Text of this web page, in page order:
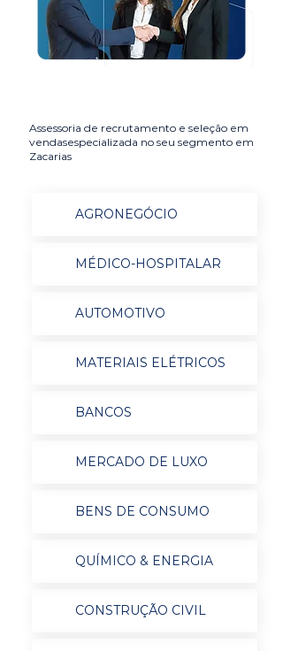
Assessoria de recrutamento e seleção em
vendasespecializada no seu segmento em
Zacarias
AGRONEGÓCIO
MÉDICO-HOSPITALAR
AUTOMOTIVO
MATERIAIS ELÉTRICOS
BANCOS
MERCADO DE LUXO
BENS DE CONSUMO
QUÍMICO & ENERGIA
CONSTRUÇÃO CIVIL